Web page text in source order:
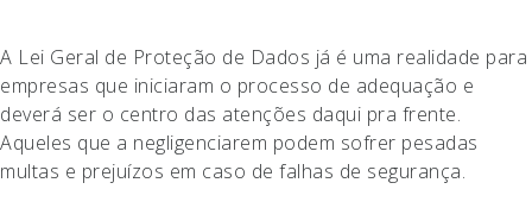
A Lei Geral de Proteção de Dados já é uma realidade para
empresas que iniciaram o processo de adequação e
deverá ser o centro das atenções daqui pra frente.
Aqueles que a negligenciarem podem sofrer pesadas
multas e prejuízos em caso de falhas de segurança.